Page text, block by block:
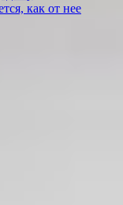
как от нее